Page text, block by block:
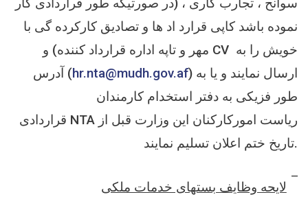
سوانح ، تجارب کاری ، (در صورتیکه طور قراردادی کار
نموده باشد کاپی قرارد اد ها و تصادیق کارکرده گی با
مهر و تاپه اداره قرارداد کننده) و CV خویش را به
آدرس (hr.nta@mudh.gov.af) ارسال نمایند و یا به
طور فزیکی به دفتر استخدام کارمندان
قراردادی NTA ریاست امورکارکنان این وزارت قبل از
تاریخ ختم اعلان تسلیم نمایند.
لایحه وظایف بست­های خدمات ملکی